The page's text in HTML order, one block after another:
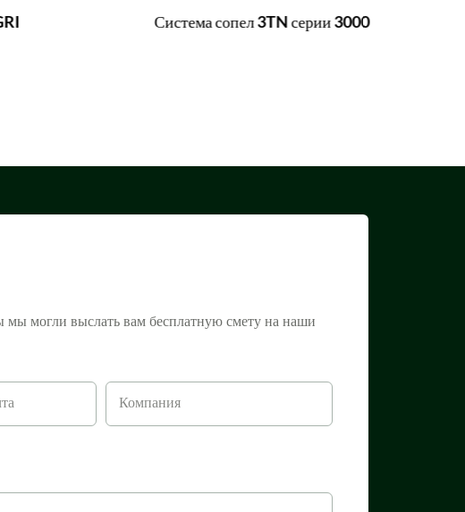
Система сопел 3TN серии 3000
мы могли выслать вам бесплатную смету на наши
Компания